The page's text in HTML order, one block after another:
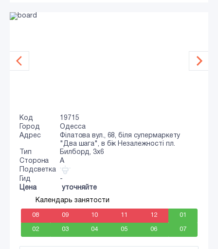
Код
19715
Город
Одесса
Адрес
Філатова вул., 68, біля супермаркету
"Два шага", в бік Незалежності пл.
Тип
Билборд, 3x6
Сторона
A
Подсветка
Гид
-
Цена
уточняйте
Календарь занятости
08 09 10 11 12 01
02 03 04 05 06 07